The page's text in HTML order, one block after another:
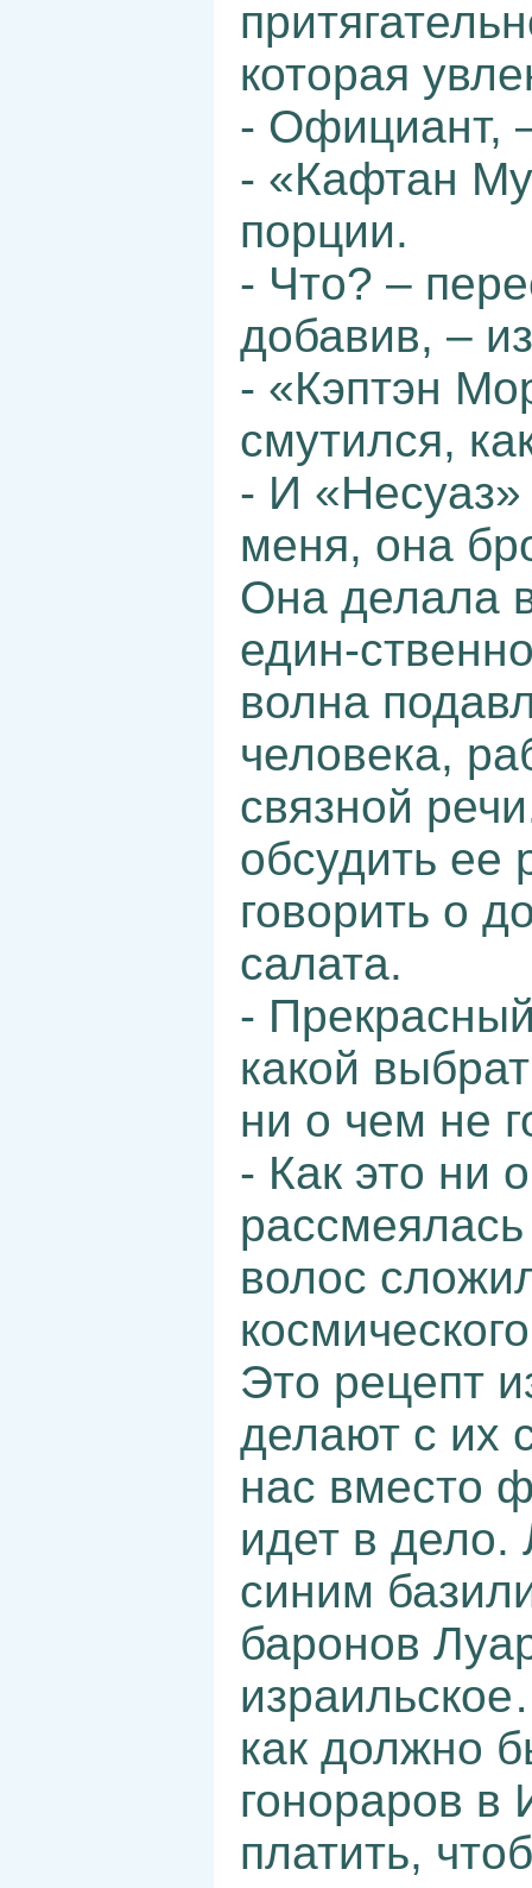
которая
- Официант,
- «Кафтан
порции.
- Что? –
добавив, –
- «Кэптэн
смутился,
- И
меня, она
Она делала
един-
волна
человека,
связной
обсудить ее
говорить о
салата.
-
какой
ни о чем не
- Как это ни
волос
Это рецепт
делают с их
нас вместо
идет в дело.
синим
баронов
как должно
гонораров в
платить,